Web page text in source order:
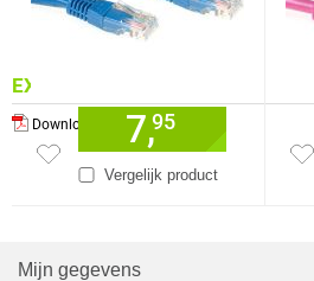
EXTRA INFORMATIE
Download specificatie sheet
Vergelijk product
7,95
Mijn gegevens